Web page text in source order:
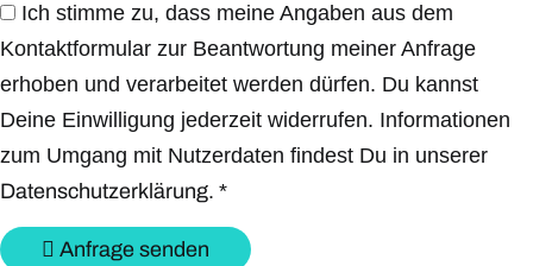
Ich stimme zu, dass meine Angaben aus dem
Kontaktformular zur Beantwortung meiner Anfrage
erhoben und verarbeitet werden dürfen. Du kannst
Deine Einwilligung jederzeit widerrufen. Informationen
zum Umgang mit Nutzerdaten findest Du in unserer
Datenschutzerklärung. *
Anfrage senden